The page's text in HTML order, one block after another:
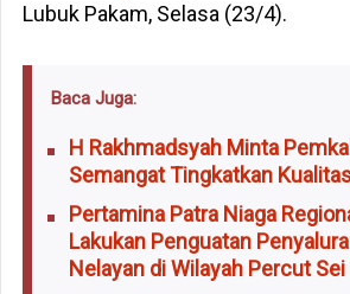
Lubuk Pakam, Selasa (23/4).
Baca Juga:
H Rakhmadsyah Minta
Semangat Tingkatkan
Pertamina Patra Niaga
Lakukan Penguatan
Nelayan di Wilayah Percut Sei